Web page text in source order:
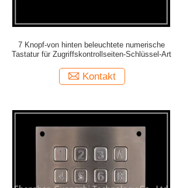
7 Knopf-von hinten beleuchtete numerische
Tastatur für Zugriffskontrollseiten-Schlüssel-Art
Kontakt